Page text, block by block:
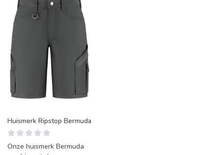
Huismerk Ripstop Bermuda
Onze huismerk Bermuda